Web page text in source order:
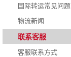
国际转运常见问题
物流新闻
联系客服
客服联系方式